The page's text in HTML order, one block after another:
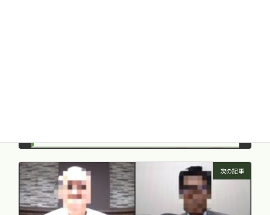
2021年6月4日
次の記事